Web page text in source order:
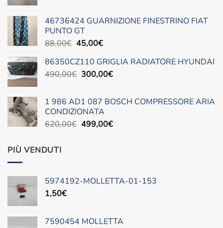
era:
42,00€.
è:
46736424 GUARNIZIONE FINESTRINO FIAT
PUNTO GT
88,00€ Il
originale
era:
45,00€Il
attuale
è:
86350CZ110 GRIGLIA RADIATORE HYUNDAI
490,00€ Il
era:
490,00€.
300,00€Il
è:
1 986 AD1 087 BOSCH COMPRESSORE ARIA
CONDIZIONATA
620,00€ Il
499,00€Il
PIÙ VENDUTI
5974192-MOLLETTA-01-153
1,50€
7590454 MOLLETTA